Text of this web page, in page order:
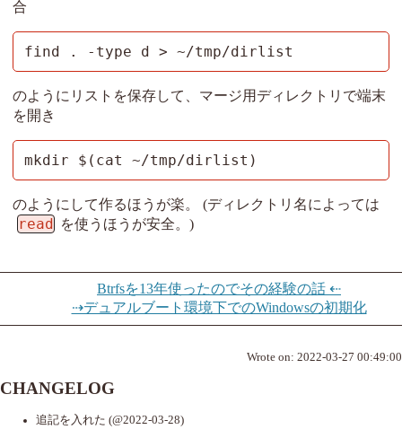
合
find . -type d > ~/tmp/dirlist
のようにリストを保存して、マージ用ディレクトリで端末
を開き
mkdir $(cat ~/tmp/dirlist)
のようにして作るほうが楽。 (ディレクトリ名によっては
read を使うほうが安全。)
Btrfsを13年使ったのでその経験の話 ⇠
⇢デュアルブート環境下でのWindowsの初期化
Wrote on: 2022-03-27 00:49:00
CHANGELOG
追記を入れた (@2022-03-28)